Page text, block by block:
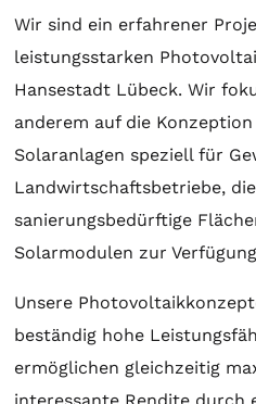
Wir sind ein erfahrener
leistungsstarken
Hansestadt Lübeck. Wir
anderem auf die
Solaranlagen speziell für
Landwirtschaftsbetriebe,
sanierungsbedürftige
Solarmodulen zur
Unsere
beständig hohe
ermöglichen gleichzeitig